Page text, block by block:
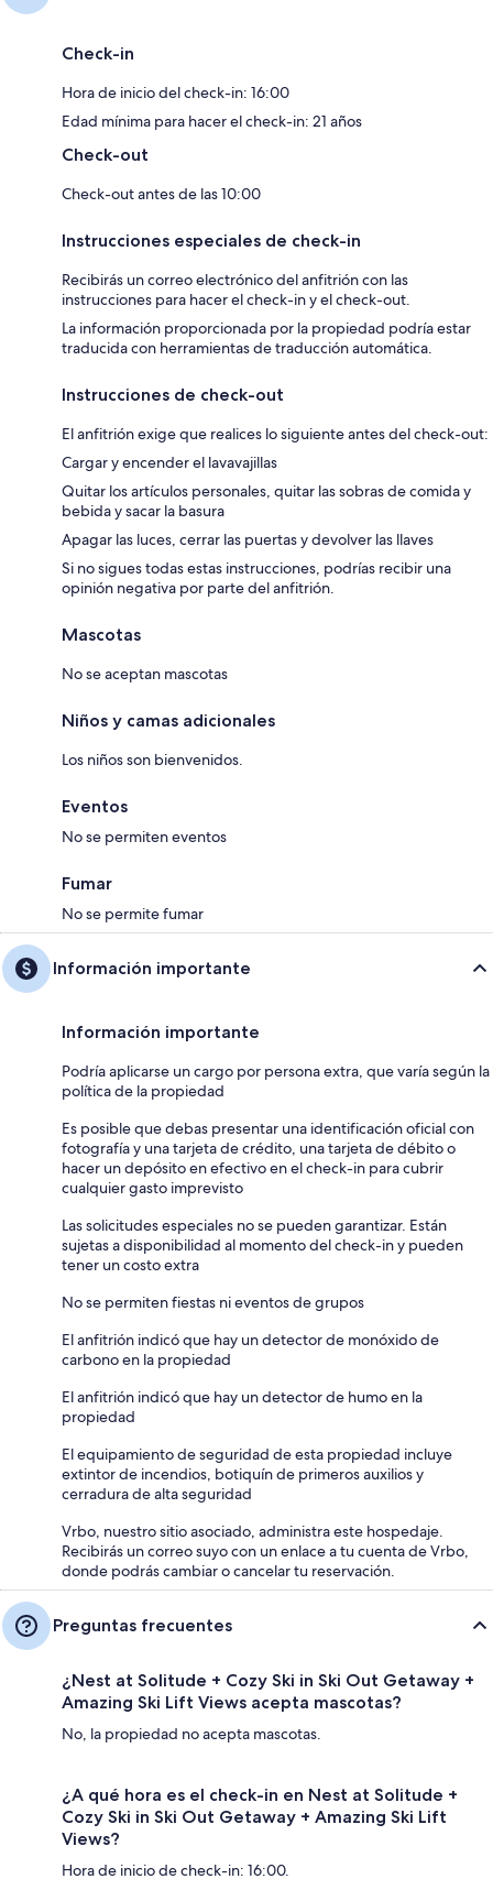
Check-in
Hora de inicio del check-in: 16:00
Edad mínima para hacer el check-in: 21 años
Check-out
Check-out antes de las 10:00
Instrucciones especiales de check-in
Recibirás un correo electrónico del anfitrión con las
instrucciones para hacer el check-in y el check-out.
La información proporcionada por la propiedad podría estar
traducida con herramientas de traducción automática.
Instrucciones de check-out
El anfitrión exige que realices lo siguiente antes del check-out:
Cargar y encender el lavavajillas
Quitar los artículos personales, quitar las sobras de comida y
bebida y sacar la basura
Apagar las luces, cerrar las puertas y devolver las llaves
Si no sigues todas estas instrucciones, podrías recibir una
opinión negativa por parte del anfitrión.
Mascotas
No se aceptan mascotas
Niños y camas adicionales
Los niños son bienvenidos.
Eventos
No se permiten eventos
Fumar
No se permite fumar
Información importante
Información importante
Podría aplicarse un cargo por persona extra, que varía según la
política de la propiedad
Es posible que debas presentar una identificación oficial con
fotografía y una tarjeta de crédito, una tarjeta de débito o
hacer un depósito en efectivo en el check-in para cubrir
cualquier gasto imprevisto
Las solicitudes especiales no se pueden garantizar. Están
sujetas a disponibilidad al momento del check-in y pueden
tener un costo extra
No se permiten fiestas ni eventos de grupos
El anfitrión indicó que hay un detector de monóxido de
carbono en la propiedad
El anfitrión indicó que hay un detector de humo en la
propiedad
El equipamiento de seguridad de esta propiedad incluye
extintor de incendios, botiquín de primeros auxilios y
cerradura de alta seguridad
Vrbo, nuestro sitio asociado, administra este hospedaje.
Recibirás un correo suyo con un enlace a tu cuenta de Vrbo,
donde podrás cambiar o cancelar tu reservación.
Preguntas frecuentes
¿Nest at Solitude + Cozy Ski in Ski Out Getaway +
Amazing Ski Lift Views acepta mascotas?
No, la propiedad no acepta mascotas.
¿A qué hora es el check-in en Nest at Solitude +
Cozy Ski in Ski Out Getaway + Amazing Ski Lift
Views?
Hora de inicio de check-in: 16:00.